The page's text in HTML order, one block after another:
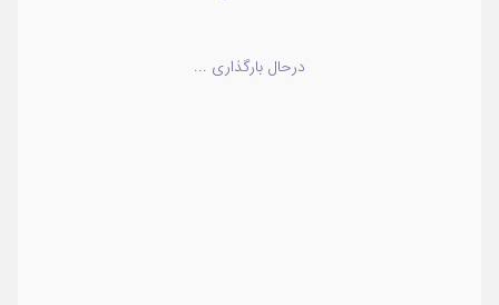
درحال بارگذاری ...